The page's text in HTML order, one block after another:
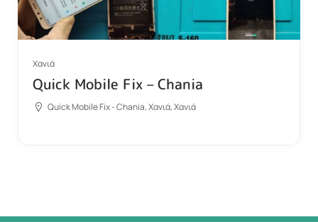
Χανιά
Quick Mobile Fix – Chania
Quick Mobile Fix - Chania, Χανιά, Χανιά